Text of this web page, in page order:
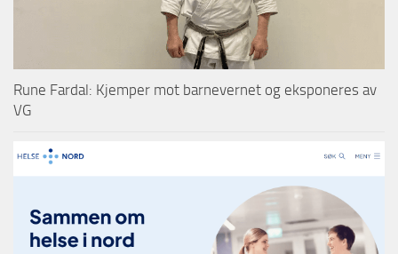
Rune Fardal: Kjemper mot barnevernet og eksponeres av
VG